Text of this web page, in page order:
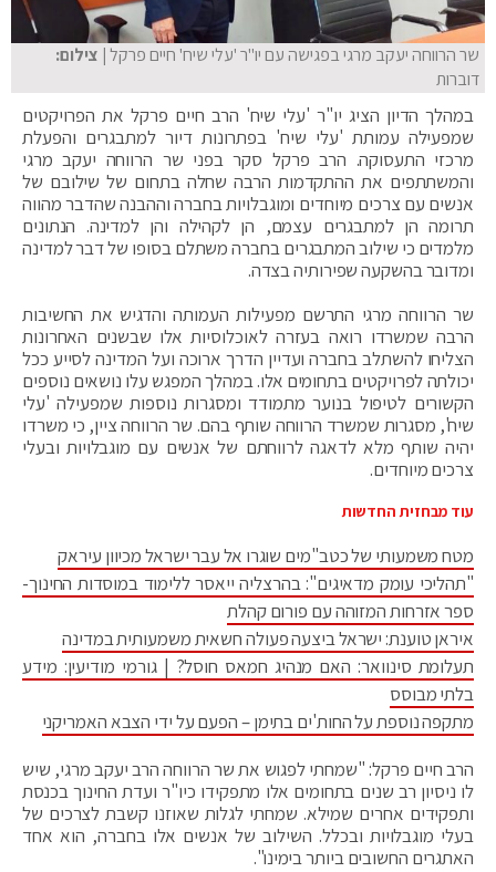
שר הרווחה יעקב מרגי בפגישה עם יו"ר 'עלי שיח' חיים פרקל| צילום:
דוברות
במהלך הדיון הציג יו"ר 'עלי שיח' הרב חיים פרקל את הפרויקטים
שמפעילה עמותת 'עלי שיח' בפתרונות דיור למתבגרים והפעלת
מרכזי התעסוקה. הרב פרקל סקר בפני שר הרווחה יעקב מרגי
והמשתתפים את ההתקדמות הרבה שחלה בתחום של שילובם של
אנשים עם צרכים מיוחדים ומוגבלויות בחברה וההבנה שהדבר מהווה
תרומה הן למתבגרים עצמם, הן לקהילה והן למדינה. הנתונים
מלמדים כי שילוב המתבגרים בחברה משתלם בסופו של דבר למדינה
ומדובר בהשקעה שפירותיה בצדה.
שר הרווחה מרגי התרשם מפעילות העמותה והדגיש את החשיבות
הרבה שמשרדו רואה בעזרה לאוכלוסיות אלו שבשנים האחרונות
הצליחו להשתלב בחברה ועדיין הדרך ארוכה ועל המדינה לסייע ככל
יכולתה לפרויקטים בתחומים אלו. במהלך המפגש עלו נושאים נוספים
הקשורים לטיפול בנוער מתמודד ומסגרות נוספות שמפעילה 'עלי
שיח', מסגרות שמשרד הרווחה שותף בהם. שר הרווחה ציין, כי משרדו
יהיה שותף מלא לדאגה לרווחתם של אנשים עם מוגבלויות ובעלי
צרכים מיוחדים.
עוד מבחזית החדשות
מטח משמעותי של כטב"מים שוגרו אל עבר ישראל מכיוון עיראק
"תהליכי עומק מדאיגים": בהרצליה ייאסר ללימוד במוסדות החינוך-
ספר אזרחות המזוהה עם פורום קהלת
איראן טוענת: ישראל ביצעה פעולה חשאית משמעותית במדינה
תעלומת סינוואר: האם מנהיג חמאס חוסל? | גורמי מודיעין: מידע
בלתי מבוסס
מתקפה נוספת על החות'ים בתימן – הפעם על ידי הצבא האמריקני
הרב חיים פרקל: "שמחתי לפגוש את שר הרווחה הרב יעקב מרגי, שיש
לו ניסיון רב שנים בתחומים אלו מתפקידו כיו"ר ועדת החינוך בכנסת
ותפקידים אחרים שמילא. שמחתי לגלות שאוזנו קשבת לצרכים של
בעלי מוגבלויות ובכלל. השילוב של אנשים אלו בחברה, הוא אחד
האתגרים החשובים ביותר בימינו".